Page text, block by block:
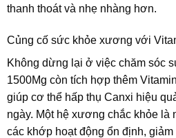
thanh thoát và nhẹ nhàng hơn.
Củng cố sức khỏe xương với
Không dừng lại ở việc chăm sóc
1500Mg còn tích hợp thêm
giúp cơ thể hấp thụ Canxi hiệu
ngày. Một hệ xương chắc khỏe là
các khớp hoạt động ổn định,